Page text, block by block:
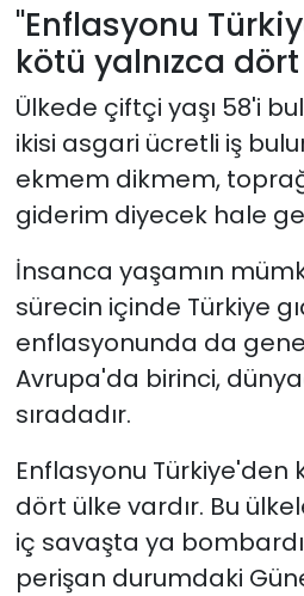
"Enflasyonu
kötü yalnızca
Ülkede çiftçi yaşı 58'i
ikisi asgari ücretli iş
ekmem dikmem,
giderim diyecek hale
İnsanca yaşamın
sürecin içinde Türkiye
enflasyonunda da
Avrupa'da birinci,
sıradadır.
Enflasyonu Türkiye'den
dört ülke vardır. Bu
iç savaşta ya
perişan durumdaki